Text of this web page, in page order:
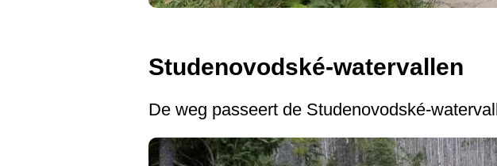
Studenovodské-watervallen
De weg passeert de Studenovodské-